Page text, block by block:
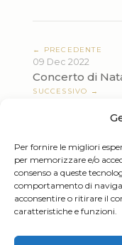
Per fornire le migliori
per memorizzare e/o
consenso a queste
comportamento di
acconsentire o ritirare il
caratteristiche e funzioni.
← PRECEDENTE
09 Dec 2022
Concerto di
SUCCESSIVO →
LUNCH MIT